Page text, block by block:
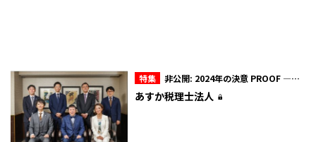
特集
非公開: 2024年の決意 PROOF ―証
明―
あすか税理士法人